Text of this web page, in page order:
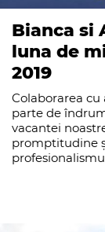
Bianca si
luna de
2019
Colaborarea
parte de
vacantei
promptitudine